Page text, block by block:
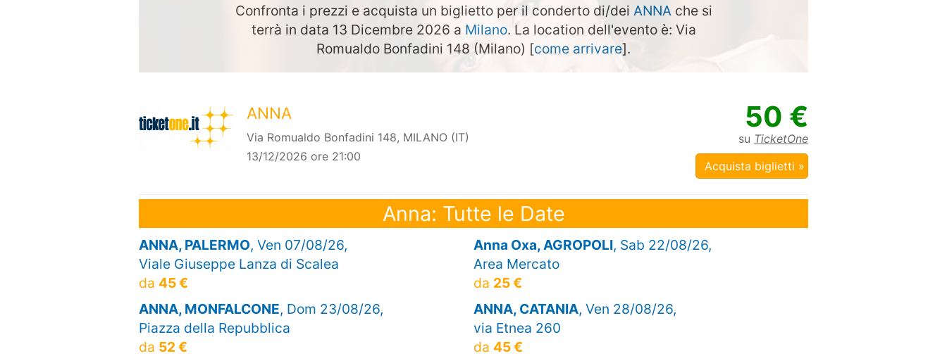
Confronta i prezzi e acquista un biglietto per il conderto di/dei ANNAche si
terrà in data 13 Dicembre 2026 a Milano. La location dell'evento è: Via
Romualdo Bonfadini 148 (Milano) [come arrivare].
ANNA
Via Romualdo Bonfadini 148, MILANO (IT)
13/12/2026 ore 21:00
50 €
su TicketOne
Acquista biglietti »
Anna: Tutte le Date
ANNA, PALERMO, Ven 07/08/26,
Viale Giuseppe Lanza di Scalea
da 45 €
Anna Oxa, AGROPOLI, Sab 22/08/26,
Area Mercato
da 25 €
ANNA, MONFALCONE, Dom 23/08/26,
Piazza della Repubblica
da 52 €
ANNA, CATANIA, Ven 28/08/26,
via Etnea 260
da 45 €